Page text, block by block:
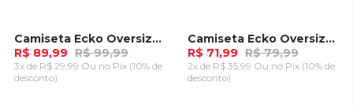
-10%
Camiseta Ecko Oversize Especial Recortada Azul Marinho
R$ 89,99 R$ 99,99
3x de R$ 29,99 Ou no Pix (10% de
desconto)
-10%
Camiseta Ecko Oversize Fashion Basic Marrom
R$ 71,99 R$ 79,99
2x de R$ 35,99 Ou no Pix (10% de
desconto)